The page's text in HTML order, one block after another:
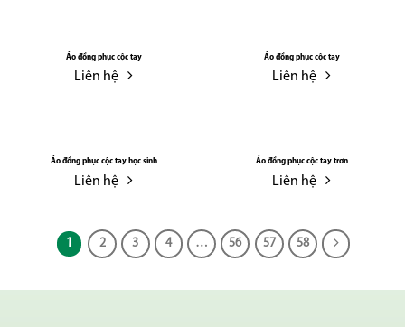
Áo đồng phục cộc tay
Liên hệ
Áo đồng phục cộc tay
Liên hệ
Áo đồng phục cộc tay học sinh
Liên hệ
Áo đồng phục cộc tay trơn
Liên hệ
1 2 3 4 … 56 57 58